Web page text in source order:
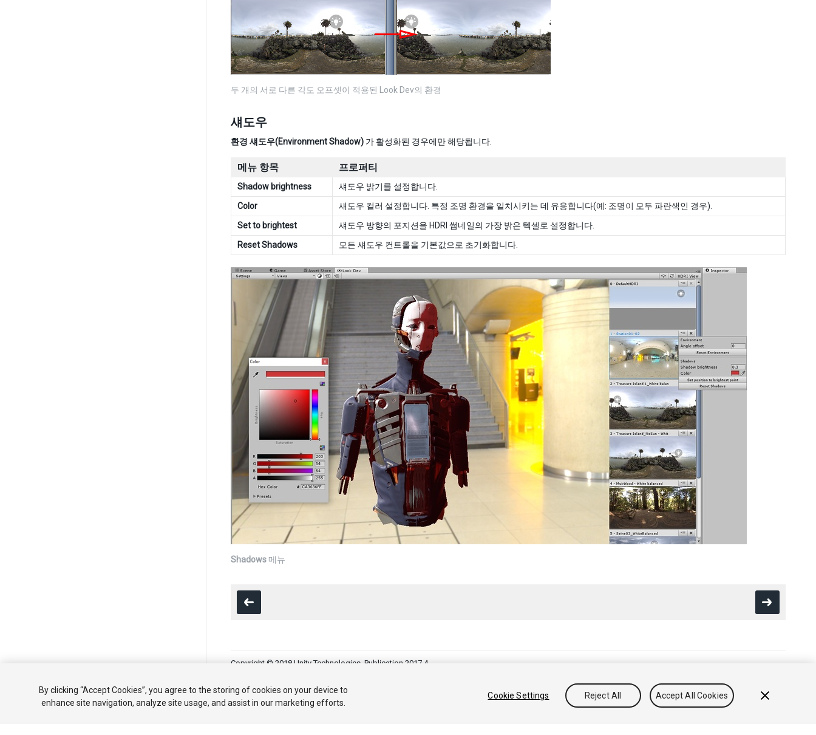
두 개의 서로 다른 각도 오프셋이 적용된 Look Dev의 환경
섀도우
환경 섀도우(Environment Shadow) 가 활성화된 경우에만 해당됩니다.
메뉴 항목 프로퍼티
Shadow brightness
섀도우 밝기를 설정합니다.
Color
섀도우 컬러 설정합니다. 특정 조명 환경을 일치시키는 데 유용합니다(예: 조명이 모두 파란색인 경우).
Set to brightest
섀도우 방향의 포지션을 HDRI 썸네일의 가장 밝은 텍셀로 설정합니다.
Reset Shadows
모든 섀도우 컨트롤을 기본값으로 초기화합니다.
Shadows 메뉴
Copyright © 2018 Unity Technologies. Publication 2017.4
튜토리얼 커뮤니티 답변 기술 자료 쿠키 내 개인정보 판매 금지
By clicking “Accept Cookies”, you agree to the storing of cookies on your device to
enhance site navigation, analyze site usage, and assist in our marketing efforts.
Cookie Settings Reject All Accept All Cookies